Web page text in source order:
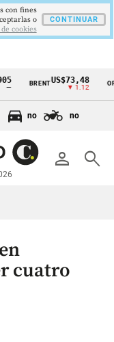
BRENTUS$73,48
▼ 1.12
ORO
no no
person search
cuatro
con fines
o
cookies
CONTINUAR